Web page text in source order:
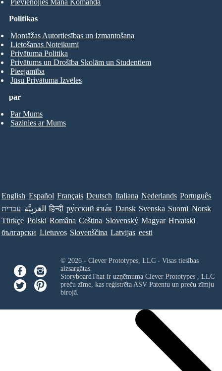
Pievienojies Mana Komanda
par
Par Mums
Sazinies ar Mums
Politikas
Montāžas Autortiesības un Izmantošana
Lietošanas Noteikumi
Privātuma Politika
Privātums un Drošība Skolām un Studentiem
Pieejamība
Jūsu Privātuma Izvēles
English Español Français Deutsch Italiana Nederlands Português
עברית العَرَبِيَّة हिन्दी ру́сский язы́к Dansk Svenska Suomi Norsk
Türkçe Polski Româna Ceština Slovenský Magyar Hrvatski
български Lietuvos Slovenščina Latvijas eesti
© 2026 - Clever Prototypes, LLC - Visas tiesības
aizsargātas.
StoryboardThat ir uzņēmuma Clever Prototypes , LLC
preču zīme, kas reģistrēta ASV Patentu un preču zīmju
birojā.